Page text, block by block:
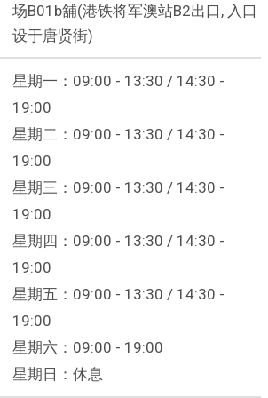
场B01b舖(港铁将军澳站B2出口, 入口
设于唐贤街)
星期一：09:00 - 13:30 / 14:30 -
19:00
星期二：09:00 - 13:30 / 14:30 -
19:00
星期三：09:00 - 13:30 / 14:30 -
19:00
星期四：09:00 - 13:30 / 14:30 -
19:00
星期五：09:00 - 13:30 / 14:30 -
19:00
星期六：09:00 - 19:00
星期日：休息